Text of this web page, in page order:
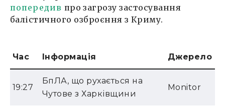
попередив про загрозу застосування
балістичного озброєння з Криму.
Час Інформація Джерело
19:27
БпЛА, що рухається на
Чутове з Харківщини
Monitor